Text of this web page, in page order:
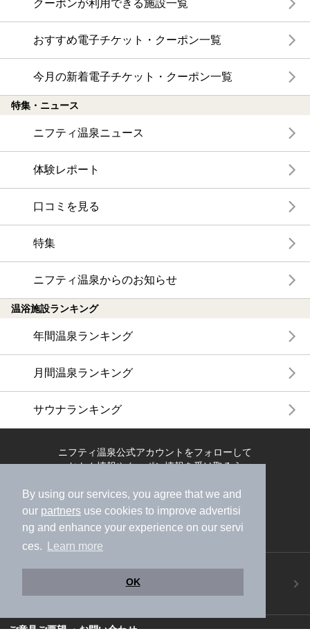
By using our services, you agree that we and
our partners use cookies to improve advertisi
ng and enhance your experience on our servi
ces.
Learn more
OK
クーポンが利用できる施設一覧
おすすめ電子チケット・クーポン一覧
今月の新着電子チケット・クーポン一覧
特集・ニュース
ニフティ温泉ニュース
体験レポート
口コミを見る
特集
ニフティ温泉からのお知らせ
温浴施設ランキング
年間温泉ランキング
月間温泉ランキング
サウナランキング
ニフティ温泉公式アカウントをフォローして
おトク情報やクーポン情報を受け取ろう
ニフティ温泉アプリ
地図から温泉検索！お得な限定クーポンも！
今すぐダウンロード！
ご意見ご要望 ・お問い合わせ